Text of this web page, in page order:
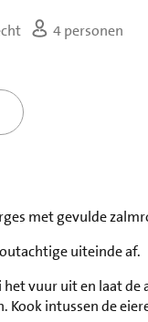
4 personen
met gevulde
uiteinde af.
het vuur uit en laat
Kook intussen de